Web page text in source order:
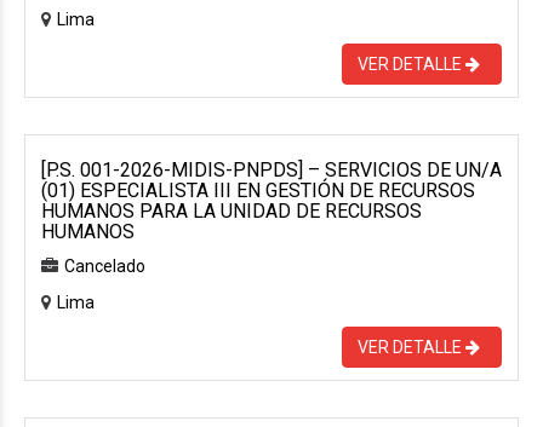
Lima
VER DETALLE
[P.S. 001-2026-MIDIS-PNPDS] – SERVICIOS DE UN/A
(01) ESPECIALISTA III EN GESTIÓN DE RECURSOS
HUMANOS PARA LA UNIDAD DE RECURSOS
HUMANOS
Cancelado
Lima
VER DETALLE